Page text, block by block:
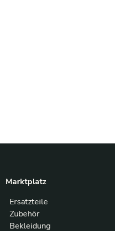
Marktplatz
Ersatzteile
Zubehör
Bekleidung